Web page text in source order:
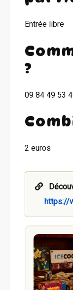
Entrée libre
?
09 84 49 53
2 euros
https://